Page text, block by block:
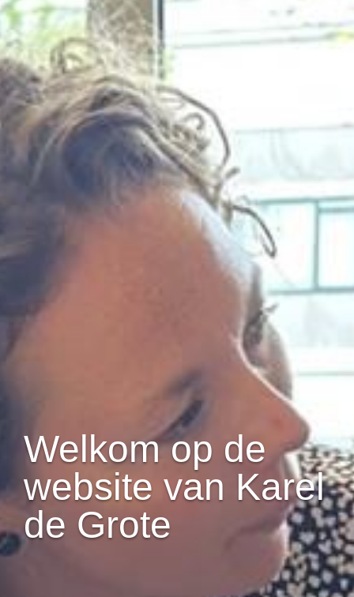
Welkom op de
website van Karel
de Grote